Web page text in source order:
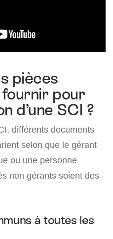
pièces
pour
d’une SCI ?
différents documents
selon que le gérant
ou une personne
non gérants soient des
à toutes les